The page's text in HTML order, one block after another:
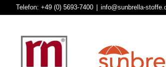
to
Telefon: +49 (0) 5693-7400 info@sunbrella-